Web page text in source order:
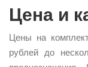
Цена и
Цены на
рублей до